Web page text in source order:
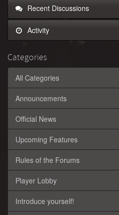
Recent Discussions
Activity
Categories
All Categories
Announcements
Official News
Upcoming Features
Rules of the Forums
Player Lobby
Introduce yourself!